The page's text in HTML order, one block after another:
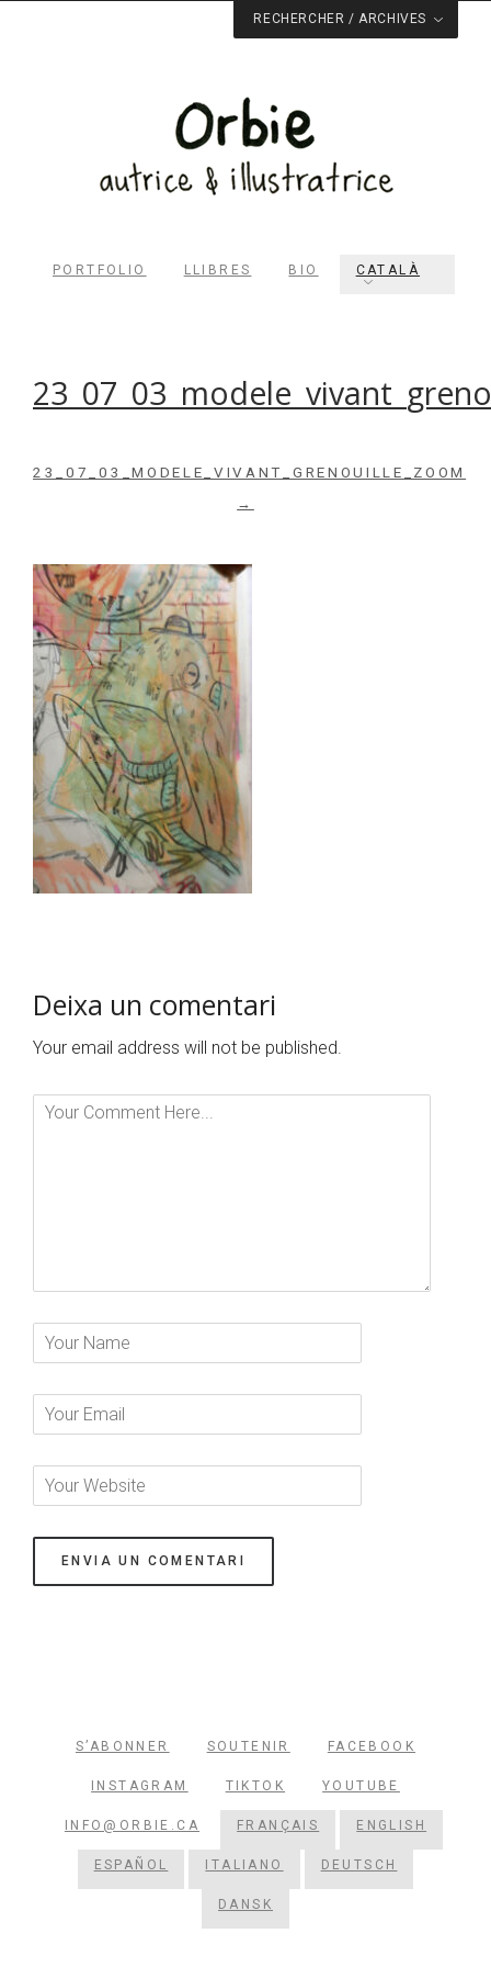
RECHERCHER
Archives du blog
RECHERCHER / ARCHIVES
PORTFOLIO LLIBRES BIO CATALÀ
23_07_03_MODELE_VIVANT_GRENOUILLE_ZOOM
→
Deixa un comentari
Your email address will not be published.
S’ABONNER SOUTENIR FACEBOOK
INSTAGRAM TIKTOK YOUTUBE
INFO@ORBIE.CA FRANÇAIS ENGLISH
ESPAÑOL ITALIANO DEUTSCH
DANSK